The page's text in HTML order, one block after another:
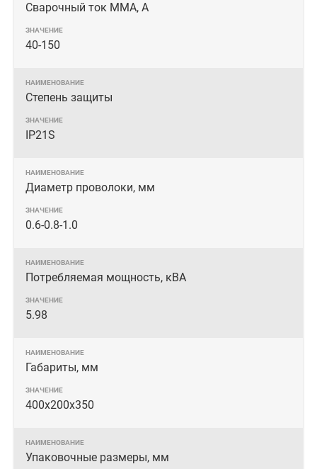
Сварочный ток MMA, А
40-150
Степень защиты
IP21S
Диаметр проволоки, мм
0.6-0.8-1.0
Потребляемая мощность, кВА
5.98
Габариты, мм
400x200x350
Упаковочные размеры, мм